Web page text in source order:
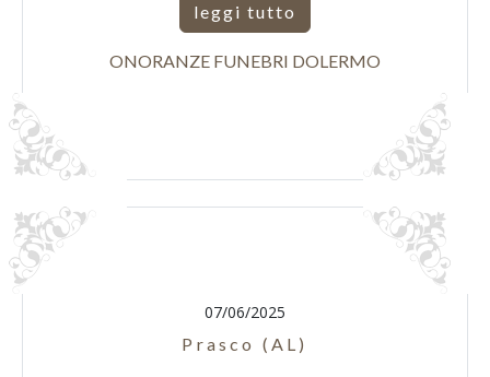
leggi tutto
ONORANZE FUNEBRI DOLERMO
07/06/2025
Prasco (AL)